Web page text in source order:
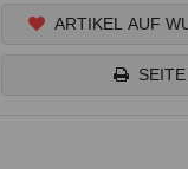
ARTIKEL AUF